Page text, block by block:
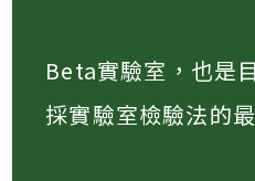
Beta實驗室，也是
採實驗室檢驗法的